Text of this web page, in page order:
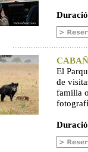
El
de
familia